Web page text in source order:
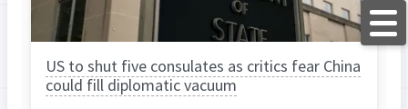
US to shut five consulates as critics fear China
could fill diplomatic vacuum